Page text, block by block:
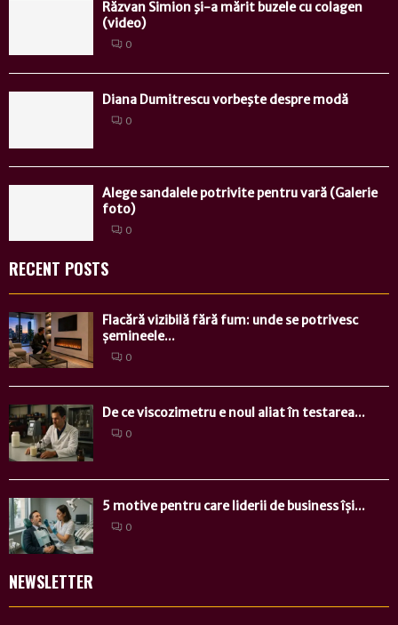
Răzvan Simion şi-a mărit buzele cu colagen
(video)
0
Diana Dumitrescu vorbeşte despre modă
0
Alege sandalele potrivite pentru vară (Galerie
foto)
0
RECENT POSTS
Flacără vizibilă fără fum: unde se potrivesc
șemineele...
0
De ce viscozimetru e noul aliat în testarea...
0
5 motive pentru care liderii de business își...
0
NEWSLETTER